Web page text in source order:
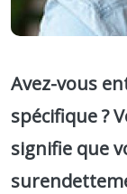
Avez-vous
spécifique ?
signifie que